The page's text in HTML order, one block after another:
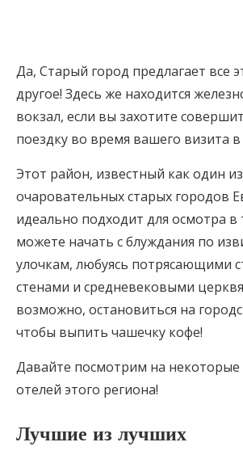
Да, Старый город предлагает все
другое! Здесь же находится
вокзал, если вы захотите
поездку во время вашего визита
Этот район, известный как один
очаровательных старых городов
идеально подходит для осмотра в
можете начать с блуждания по
улочкам, любуясь потрясающими
стенами и средневековыми
возможно, остановиться на
чтобы выпить чашечку кофе!
Давайте посмотрим на некоторые
отелей этого региона!
Лучшие из лучших